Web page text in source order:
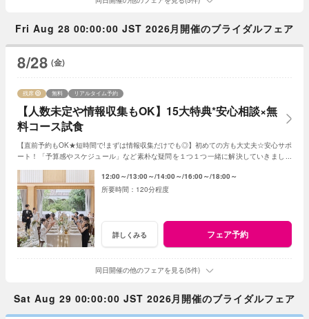
Fri Aug 28 00:00:00 JST 2026月開催のブライダルフェア
8/28 (金)
【人数未定や情報収集もOK】15大特典*安心相談×無
料コース試食
残席 無料 リアルタイム予約
【直前予約もOK★短時間で!まずは情報収集だけでも◎】初めての方も大丈夫☆安心サポ
ート！「予算感やスケジュール」など素朴な疑問を１つ１つ一緒に解決していきましょ
12:00～ 13:00～ 14:00～ 16:00～ 18:00～
120分程度
詳しくみる フェア予約
同日開催の他のフェアを見る(5件)
Sat Aug 29 00:00:00 JST 2026月開催のブライダルフェア